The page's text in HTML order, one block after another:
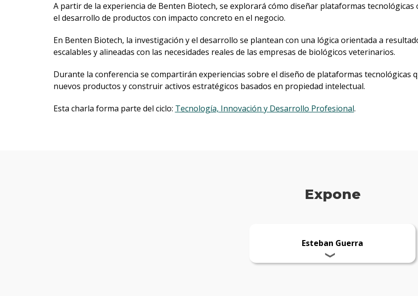
A partir de la experiencia de Benten Biotech, se explorará cómo diseñar plataformas
el desarrollo de productos con impacto concreto en el negocio.
En Benten Biotech, la investigación y el desarrollo se plantean con una lógica orientada a
escalables y alineadas con las necesidades reales de las empresas de biológicos veterinarios.
Durante la conferencia se compartirán experiencias sobre el diseño de plataformas tecnológicas
nuevos productos y construir activos estratégicos basados en propiedad intelectual.
Esta charla forma parte del ciclo: Tecnología, Innovación y Desarrollo Profesional.
Expone
Esteban Guerra